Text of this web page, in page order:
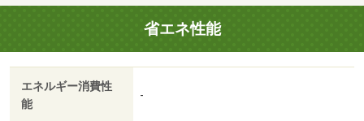
【設備・特記事項備考】専用バス・専用トイレ・全居室
販売戸数：5戸
述べ床面積：96.46m2／南
省エネ性能
エネルギー消費性
能
-